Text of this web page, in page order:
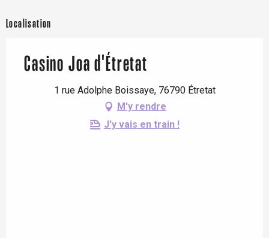
Localisation
Casino Joa d'Étretat
1 rue Adolphe Boissaye, 76790 Étretat
M'y rendre
J'y vais en train !